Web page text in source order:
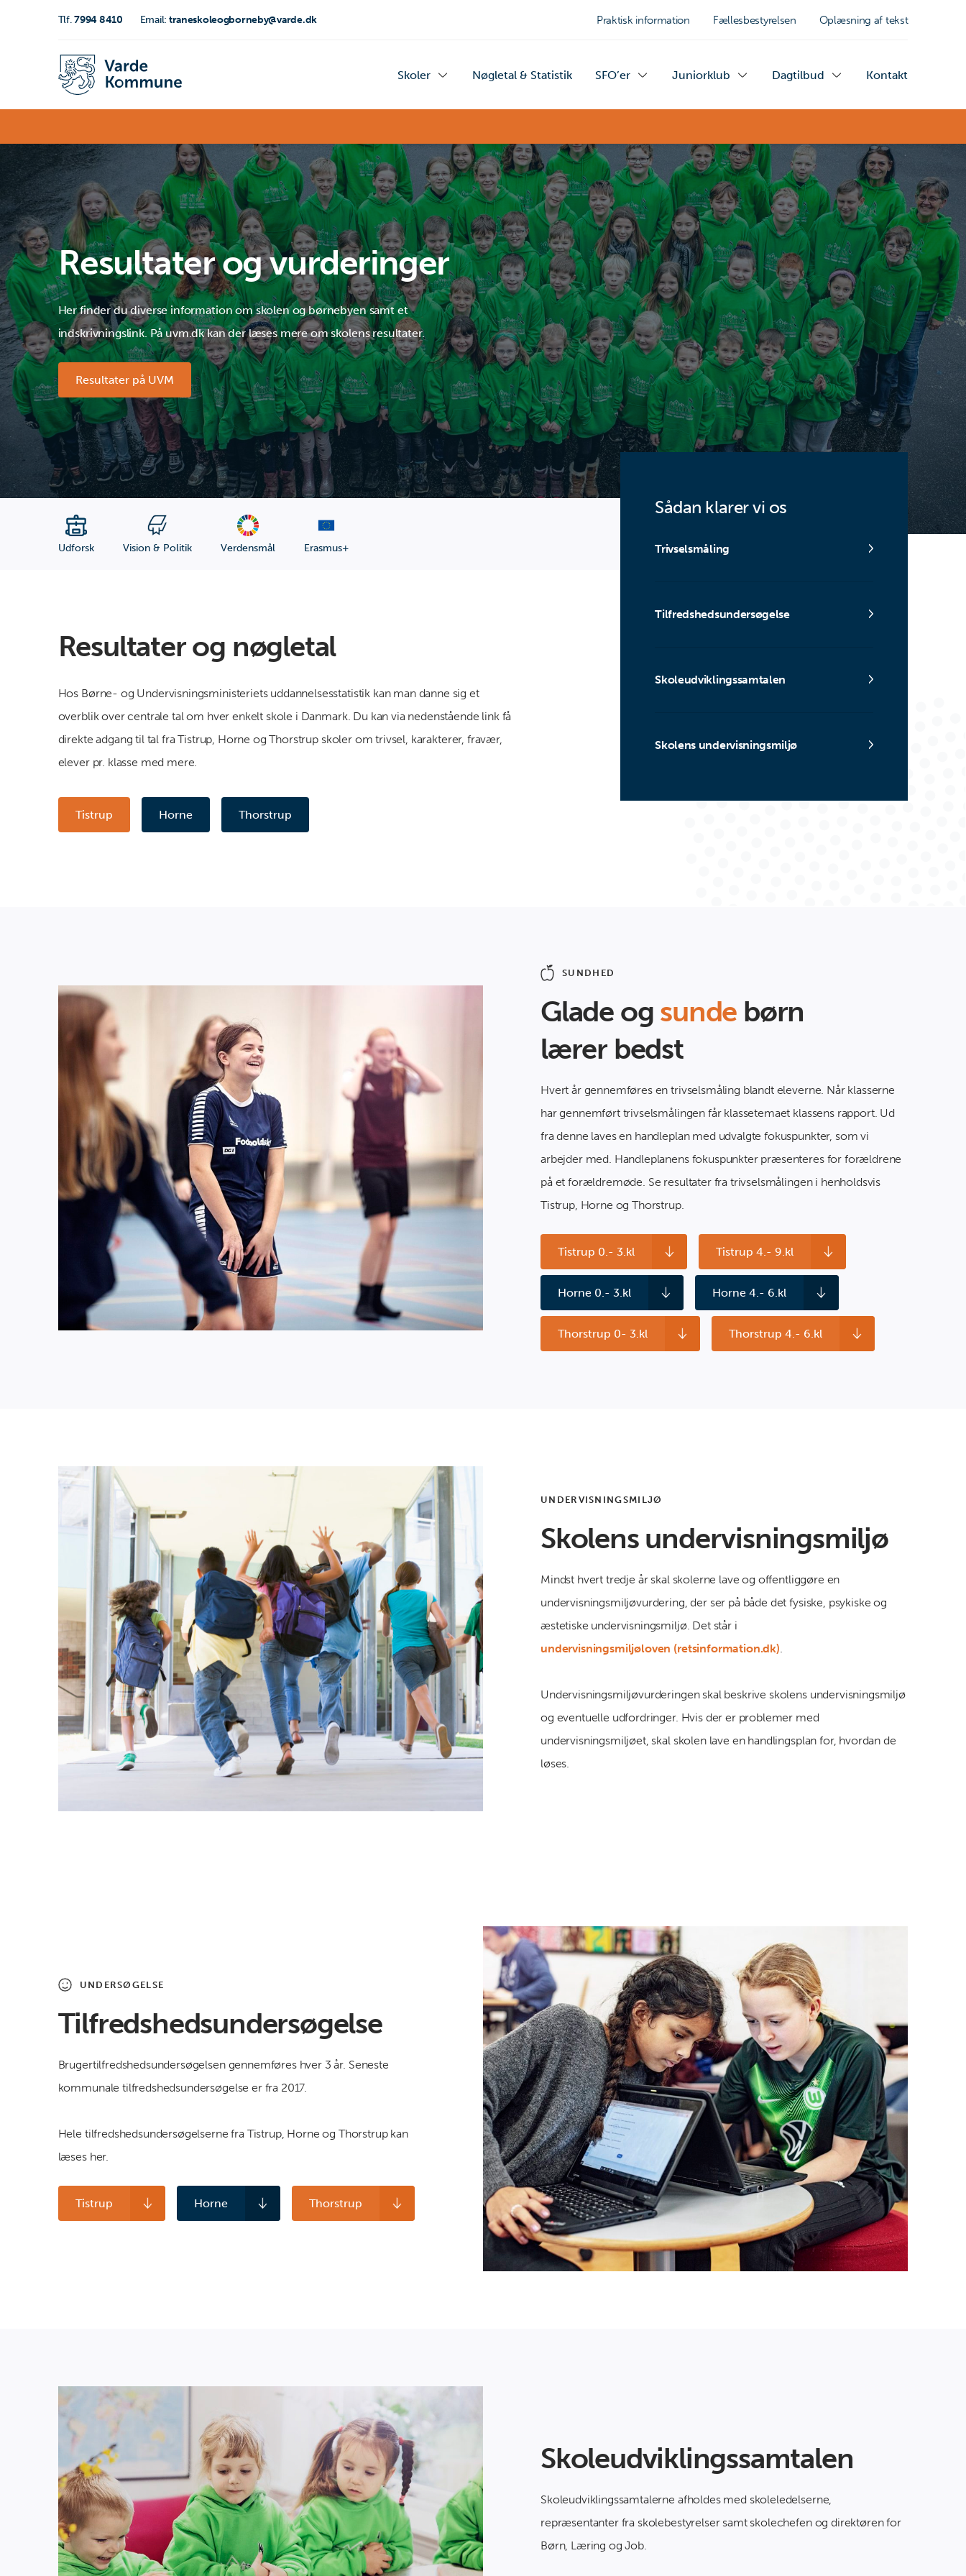
Tlf.7994 8410 Email: traneskoleogborneby@varde.dk Praktisk information Fællesbestyrelsen Oplæsning af tekst
Skoler Nøgletal & Statistik SFO’er Juniorklub Dagtilbud Kontakt
Resultater og vurderinger
Her finder du diverse information om skolen og børnebyen samt et
indskrivningslink. På uvm.dk kan der læses mere om skolens resultater.
Resultater på UVM
Udforsk Vision & Politik Verdensmål Erasmus+
Sådan klarer vi os
Trivselsmåling
Tilfredshedsundersøgelse
Skoleudviklingssamtalen
Skolens undervisningsmiljø
Resultater og nøgletal
Hos Børne- og Undervisningsministeriets uddannelsesstatistik kan man danne sig et
overblik over centrale tal om hver enkelt skole i Danmark. Du kan via nedenstående link få
direkte adgang til tal fra Tistrup, Horne og Thorstrup skoler om trivsel, karakterer, fravær,
elever pr. klasse med mere.
Tistrup Horne Thorstrup
SUNDHED
Glade og sunde børn
lærer bedst
Hvert år gennemføres en trivselsmåling blandt eleverne. Når klasserne
har gennemført trivselsmålingen får klassetemaet klassens rapport. Ud
fra denne laves en handleplan med udvalgte fokuspunkter, som vi
arbejder med. Handleplanens fokuspunkter præsenteres for forældrene
på et forældremøde. Se resultater fra trivselsmålingen i henholdsvis
Tistrup, Horne og Thorstrup.
Tistrup 0.- 3.kl Tistrup 4.- 9.kl
Horne 0.- 3.kl Horne 4.- 6.kl
Thorstrup 0- 3.kl Thorstrup 4.- 6.kl
UNDERVISNINGSMILJØ
Skolens undervisningsmiljø
Mindst hvert tredje år skal skolerne lave og offentliggøre en
undervisningsmiljøvurdering, der ser på både det fysiske, psykiske og
æstetiske undervisningsmiljø. Det står i
undervisningsmiljøloven (retsinformation.dk)
Undervisningsmiljøvurderingen skal beskrive skolens undervisningsmiljø
og eventuelle udfordringer. Hvis der er problemer med
undervisningsmiljøet, skal skolen lave en handlingsplan for, hvordan de
løses.
UNDERSØGELSE
Tilfredshedsundersøgelse
Brugertilfredshedsundersøgelsen gennemføres hver 3 år. Seneste
kommunale tilfredshedsundersøgelse er fra 2017.
Hele tilfredshedsundersøgelserne fra Tistrup, Horne og Thorstrup kan
læses her.
Tistrup Horne Thorstrup
Skoleudviklingssamtalen
Skoleudviklingssamtalerne afholdes med skoleledelserne,
repræsentanter fra skolebestyrelser samt skolechefen og direktøren for
Børn, Læring og Job.